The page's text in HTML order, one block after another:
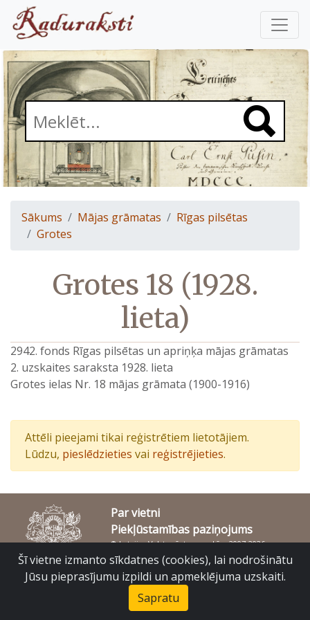
Sākums Mājas grāmatas
Rīgas pilsētas
Grotes
Grotes 18 (1928.
lieta)
2942. fonds Rīgas pilsētas un apriņķa mājas grāmatas
2. uzskaites saraksta 1928. lieta
Grotes ielas Nr. 18 mājas grāmata (1900-1916)
Attēli pieejami tikai reģistrētiem lietotājiem.
Lūdzu, pieslēdzieties vai reģistrējieties.
Par vietni
Piekļūstamības paziņojums
© Latvijas Valsts vēstures arhīvs 2007-2026
Slokas iela 16, Rīga, LV – 1048
Šī vietne izmanto sīkdatnes (cookies), lai nodrošinātu
Jūsu pieprasījumu izpildi un apmeklējuma uzskaiti.
Sapratu